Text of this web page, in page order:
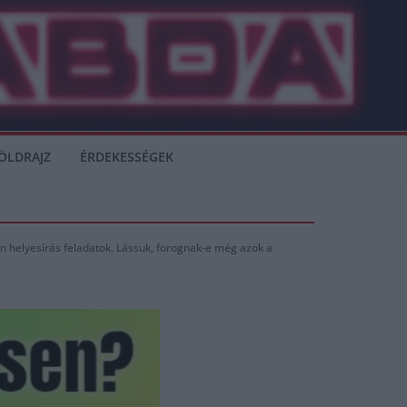
ÉRDEKESSÉGEK
feladatok. Lássuk, forognak-e még azok a